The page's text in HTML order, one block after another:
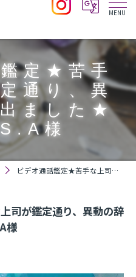
定★苦手
通り、異
ました★
様
ビデオ通話鑑定★苦手な上司が鑑定通り、異動の辞令が出ました★千葉県S.A様
司が鑑定通り、異動の辞
様